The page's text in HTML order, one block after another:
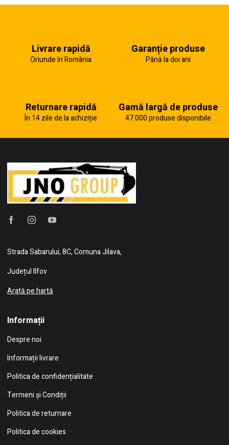
Livrare rapidă
Oriunde în România
Garanție produse
Până la doi ani
Returnare rapidă
În 14 zile de la achiziție
Gamă largă de produse
47.000 produse disponibile
Strada Sabarului, 8C, Comuna Jilava,
Județul Ilfov
Arată pe hartă
Informații
Despre noi
Informații livrare
Politica de confidențialitate
Termeni și Condiții
Politica de returnare
Politica de cookies